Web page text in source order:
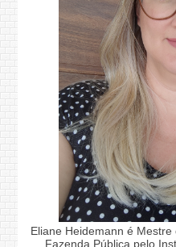
Eliane Heidemann é
Fazenda Pública pelo